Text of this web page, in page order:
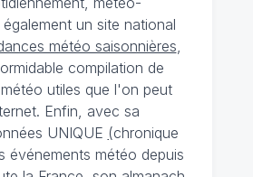
un site national
météo saisonnières,
compilation de
utiles que l'on peut
Enfin, avec sa
UNIQUE (chronique
événements météo depuis